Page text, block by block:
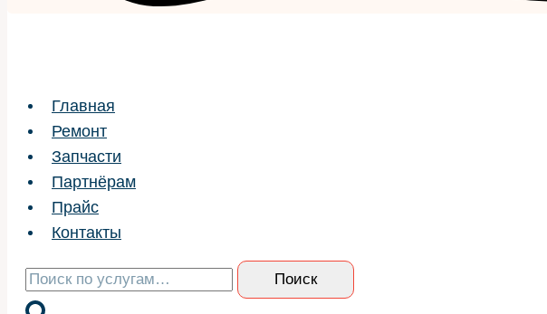
Главная
Ремонт
Запчасти
Партнёрам
Прайс
Контакты
Искать: Поиск